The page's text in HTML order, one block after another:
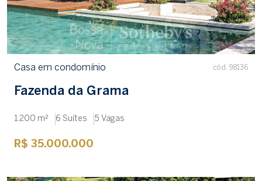
Casa em condomínio cód. 98136
Fazenda da Grama
1.200 m² 6 Suítes 5 Vagas
R$ 35.000.000